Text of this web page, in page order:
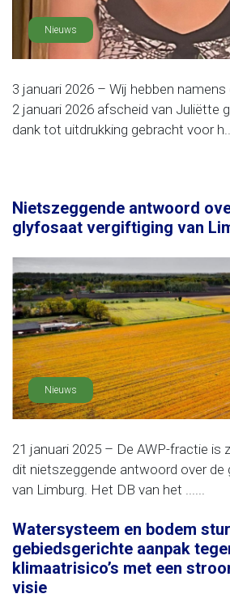
Nieuws
3 januari 2026 – Wij hebben
2 januari 2026 afscheid van Juliëtte
dank tot uitdrukking gebracht voor
Nietszeggende antwoord
glyfosaat vergiftiging van
Nieuws
21 januari 2025 – De AWP-fractie is
dit nietszeggende antwoord over
van Limburg. Het DB van het ......
Watersysteem en bodem
gebiedsgerichte aanpak
klimaatrisico’s met een
visie